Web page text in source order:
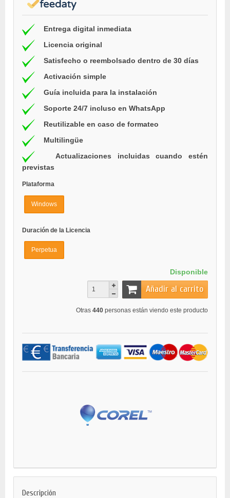
Entrega digital inmediata
Licencia original
Satisfecho o reembolsado dentro de 30 días
Activación simple
Guía incluida para la instalación
Soporte 24/7 incluso en WhatsApp
Reutilizable en caso de formateo
Multilingüe
Actualizaciones incluidas cuando estén
previstas
Plataforma
Windows
Duración de la Licencia
Perpetua
Disponible
Añadir al carrito
Otras 440 personas están viendo este producto
Descripción